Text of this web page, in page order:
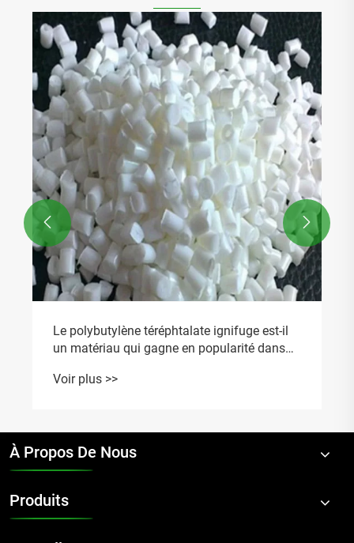
Le polybutylène téréphtalate ignifuge est-il
un matériau qui gagne en popularité dans
caractéristiques de sécurité améliorées ?
Voir plus >>
 
À Propos De Nous
Produits